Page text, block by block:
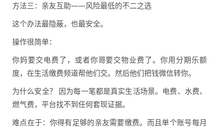
方法三：亲友互助——风险最低的不二之选
这个办法最隐蔽，也最安全。
操作很简单：
你妈要交电费了，或者你哥要交物业费了。你用分期乐额
度，在生活缴费频道帮他们交。然后他们把钱微信转你。
为什么安全？ 因为每一笔都是真实生活场景。电费、水费、
燃气费，平台找不到任何套现证据。
难点在于：你得有足够的亲友需要缴费。而且单个账号每月